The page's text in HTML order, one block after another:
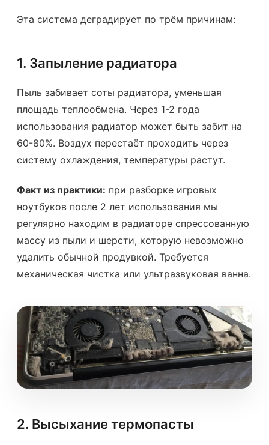
Эта система деградирует по трём причинам:
1. Запыление радиатора
Пыль забивает соты радиатора, уменьшая
площадь теплообмена. Через 1-2 года
использования радиатор может быть забит на
60-80%. Воздух перестаёт проходить через
систему охлаждения, температуры растут.
Факт из практики: при разборке игровых
ноутбуков после 2 лет использования мы
регулярно находим в радиаторе спрессованную
массу из пыли и шерсти, которую невозможно
удалить обычной продувкой. Требуется
механическая чистка или ультразвуковая ванна.
2. Высыхание термопасты